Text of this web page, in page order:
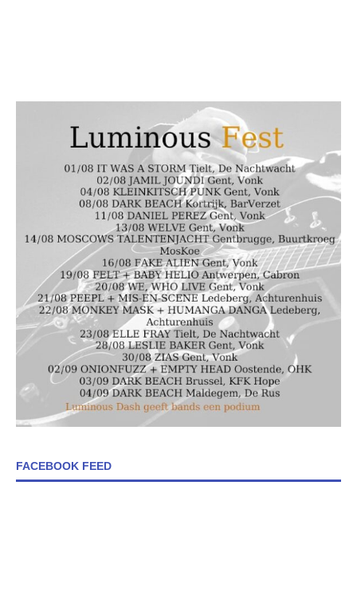
FACEBOOK FEED